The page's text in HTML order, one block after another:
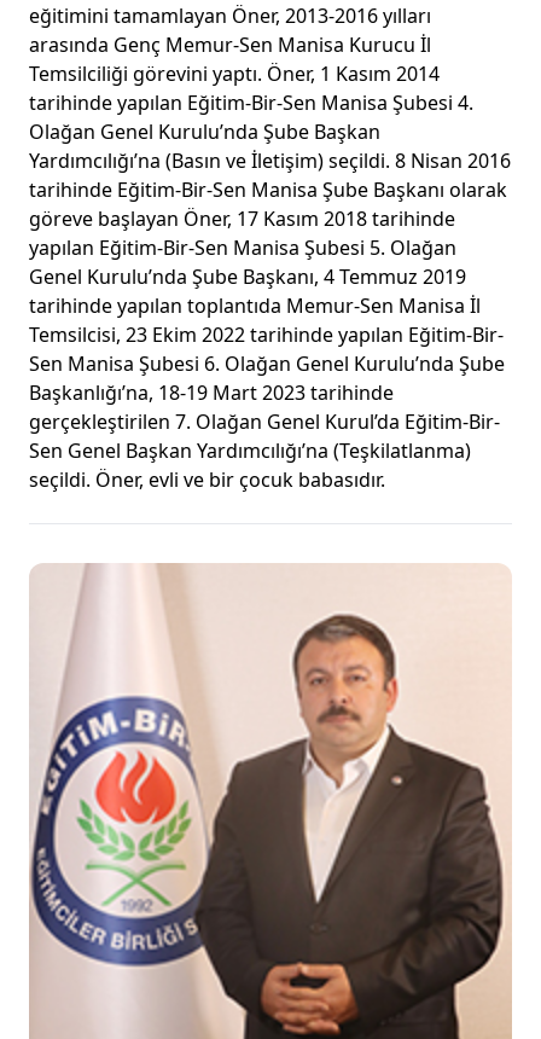
eğitimini tamamlayan Öner, 2013-2016 yılları
arasında Genç Memur-Sen Manisa Kurucu İl
Temsilciliği görevini yaptı. Öner, 1 Kasım 2014
tarihinde yapılan Eğitim-Bir-Sen Manisa Şubesi 4.
Olağan Genel Kurulu’nda Şube Başkan
Yardımcılığı’na (Basın ve İletişim) seçildi. 8 Nisan 2016
tarihinde Eğitim-Bir-Sen Manisa Şube Başkanı olarak
göreve başlayan Öner, 17 Kasım 2018 tarihinde
yapılan Eğitim-Bir-Sen Manisa Şubesi 5. Olağan
Genel Kurulu’nda Şube Başkanı, 4 Temmuz 2019
tarihinde yapılan toplantıda Memur-Sen Manisa İl
Temsilcisi, 23 Ekim 2022 tarihinde yapılan Eğitim-Bir-
Sen Manisa Şubesi 6. Olağan Genel Kurulu’nda Şube
Başkanlığı’na, 18-19 Mart 2023 tarihinde
gerçekleştirilen 7. Olağan Genel Kurul’da Eğitim-Bir-
Sen Genel Başkan Yardımcılığı’na (Teşkilatlanma)
seçildi. Öner, evli ve bir çocuk babasıdır.